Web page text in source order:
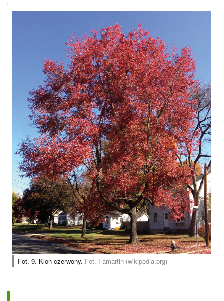
Fot. 9. Klon czerwony. Fot. Famartin (wikipedia.org)